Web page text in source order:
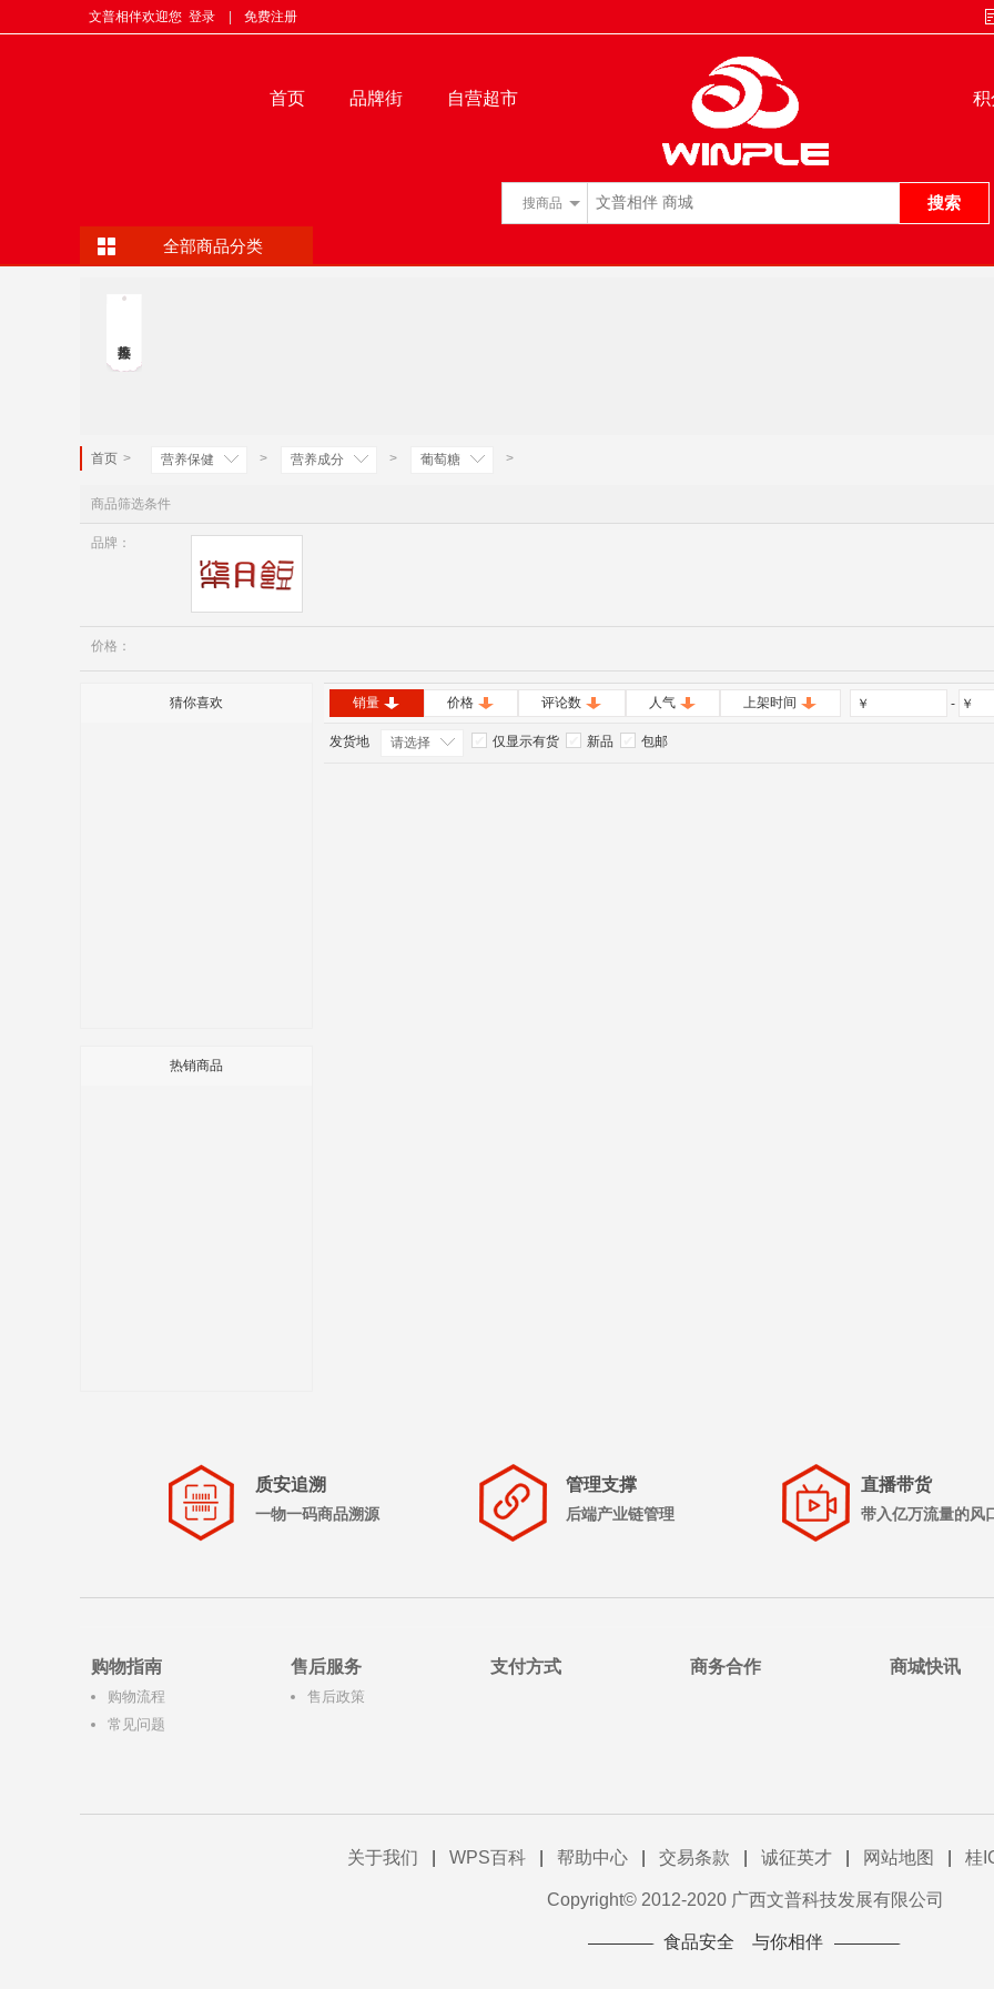
文普相伴欢迎您 登录 免费注册
首页 品牌街 自营超市 积
搜商品 搜索
全部商品分类
首页 > 营养保健 > 营养成分 > 葡萄糖 >
商品筛选条件
品牌：
价格：
猜你喜欢
热销商品
销量 价格 评论数 人气 上架时间 ￥ ￥
-
发货地 请选择 仅显示有货 新品 包邮
质安追溯
一物一码商品溯源
管理支撑
后端产业链管理
直播带货
带入亿万流量的风
购物指南
购物流程
常见问题
售后服务
售后政策
支付方式 商务合作 商城快讯
关于我们 WPS百科 帮助中心 交易条款 诚征英才 网站地图 桂
Copyright© 2012-2020 广西文普科技发展有限公司
食品安全 与你相伴